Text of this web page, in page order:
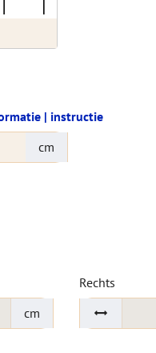
| instructie
cm
cm
Rechts